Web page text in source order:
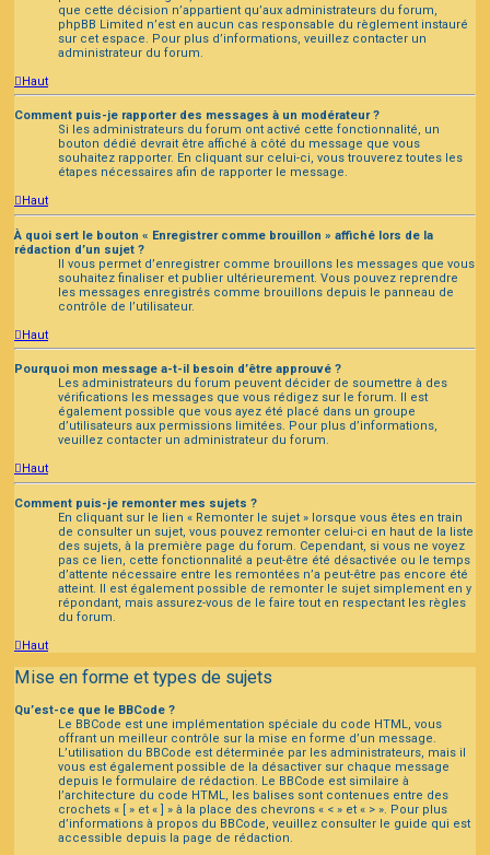
que cette décision n’appartient qu’aux administrateurs du forum,
phpBB Limited n’est en aucun cas responsable du règlement instauré
sur cet espace. Pour plus d’informations, veuillez contacter un
administrateur du forum.
Haut
Comment puis-je rapporter des messages à un modérateur ?
Si les administrateurs du forum ont activé cette fonctionnalité, un
bouton dédié devrait être affiché à côté du message que vous
souhaitez rapporter. En cliquant sur celui-ci, vous trouverez toutes les
étapes nécessaires afin de rapporter le message.
Haut
À quoi sert le bouton « Enregistrer comme brouillon » affiché lors de la
rédaction d’un sujet ?
Il vous permet d’enregistrer comme brouillons les messages que vous
souhaitez finaliser et publier ultérieurement. Vous pouvez reprendre
les messages enregistrés comme brouillons depuis le panneau de
contrôle de l’utilisateur.
Haut
Pourquoi mon message a-t-il besoin d’être approuvé ?
Les administrateurs du forum peuvent décider de soumettre à des
vérifications les messages que vous rédigez sur le forum. Il est
également possible que vous ayez été placé dans un groupe
d’utilisateurs aux permissions limitées. Pour plus d’informations,
veuillez contacter un administrateur du forum.
Haut
Comment puis-je remonter mes sujets ?
En cliquant sur le lien « Remonter le sujet » lorsque vous êtes en train
de consulter un sujet, vous pouvez remonter celui-ci en haut de la liste
des sujets, à la première page du forum. Cependant, si vous ne voyez
pas ce lien, cette fonctionnalité a peut-être été désactivée ou le temps
d’attente nécessaire entre les remontées n’a peut-être pas encore été
atteint. Il est également possible de remonter le sujet simplement en y
répondant, mais assurez-vous de le faire tout en respectant les règles
du forum.
Haut
Mise en forme et types de sujets
Qu’est-ce que le BBCode ?
Le BBCode est une implémentation spéciale du code HTML, vous
offrant un meilleur contrôle sur la mise en forme d’un message.
L’utilisation du BBCode est déterminée par les administrateurs, mais il
vous est également possible de la désactiver sur chaque message
depuis le formulaire de rédaction. Le BBCode est similaire à
l’architecture du code HTML, les balises sont contenues entre des
crochets « [ » et « ] » à la place des chevrons « < » et « > ». Pour plus
d’informations à propos du BBCode, veuillez consulter le guide qui est
accessible depuis la page de rédaction.